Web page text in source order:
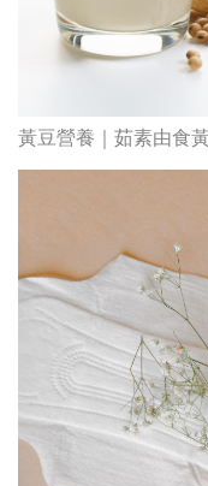
黃豆營養｜茹素由食